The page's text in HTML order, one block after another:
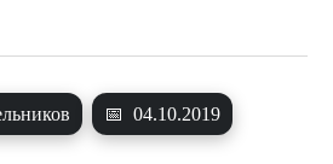
📅 04.10.2019